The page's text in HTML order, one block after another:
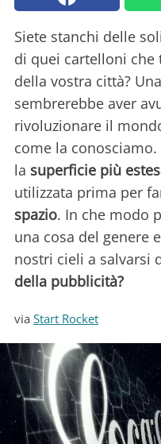
Siete stanchi delle
di quei cartelloni che
della vostra città?
sembrerebbe aver
rivoluzionare il
come la
la superficie più
utilizzata prima per
spazio. In che modo
una cosa del genere
nostri cieli a salvarsi
della pubblicità?
via Start Rocket